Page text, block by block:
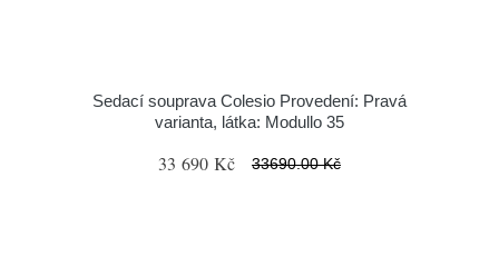
Sedací souprava Colesio Provedení: Pravá
varianta, látka: Modullo 35
33 690 Kč 33690.00 Kč